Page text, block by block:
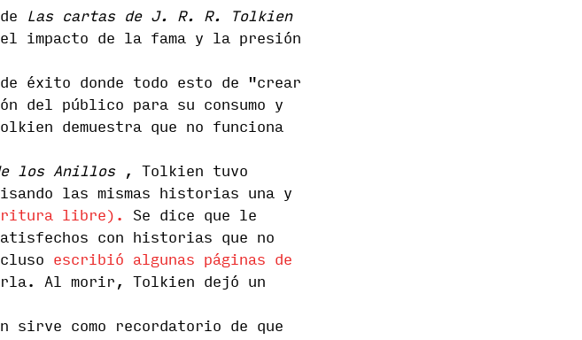
Las cartas de J. R. R. Tolkien
impacto de la fama y la presión
éxito donde todo esto de "crear
del público para su consumo y
demuestra que no funciona
los Anillos, Tolkien tuvo
las mismas historias una y
libre).
Se dice que le
con historias que no
escribió algunas páginas de
Al morir, Tolkien dejó un
como recordatorio de que